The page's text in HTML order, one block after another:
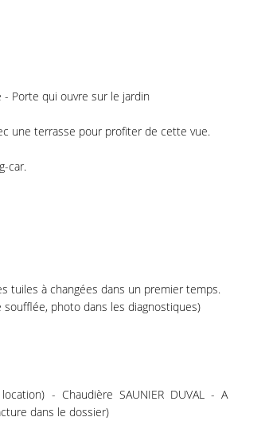
- Porte qui ouvre sur le jardin
une terrasse pour profiter de cette vue.
car.
tuiles à changées dans un premier temps.
soufflée, photo dans les diagnostiques)
- Chaudière SAUNIER DUVAL - A
dans le dossier)